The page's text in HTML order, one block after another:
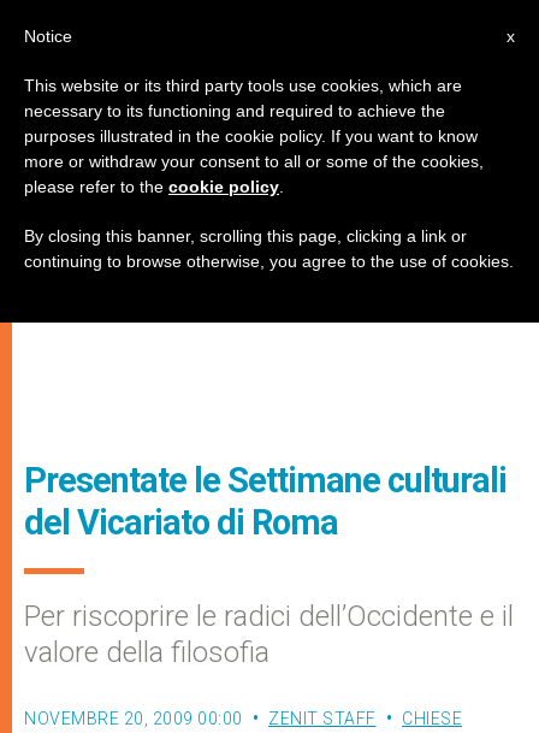
Presentate le Settimane culturali
del Vicariato di Roma
Per riscoprire le radici dell’Occidente e il
valore della filosofia
NOVEMBRE 20, 2009 00:00 ZENIT STAFF
CHIESE
x
Notice
This website or its third party tools use cookies, which are
necessary to its functioning and required to achieve the
purposes illustrated in the cookie policy. If you want to know
more or withdraw your consent to all or some of the cookies,
please refer to the cookie policy
By closing this banner, scrolling this page, clicking a link or
continuing to browse otherwise, you agree to the use of cookies.